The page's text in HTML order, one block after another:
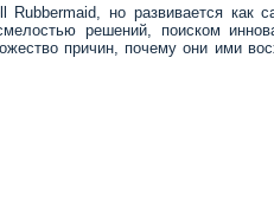
но развивается как
решений, поиском
причин, почему они ими